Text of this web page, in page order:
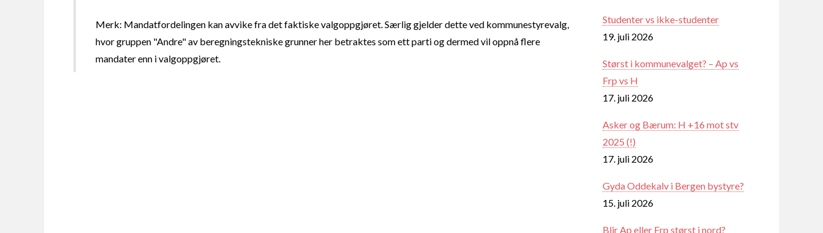
Merk: Mandatfordelingen kan avvike fra det faktiske valgoppgjøret. Særlig gjelder dette ved kommunestyrevalg,
hvor gruppen "Andre" av beregningstekniske grunner her betraktes som ett parti og dermed vil oppnå flere
mandater enn i valgoppgjøret.
Studenter vs ikke-studenter
19. juli 2026
Størst i kommunevalget? – Ap vs
Frp vs H
17. juli 2026
Asker og Bærum: H +16 mot stv
2025 (!)
17. juli 2026
Gyda Oddekalv i Bergen bystyre?
15. juli 2026
Blir Ap eller Frp størst i nord?